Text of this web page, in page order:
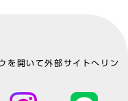
を開いて外部サイトへリン